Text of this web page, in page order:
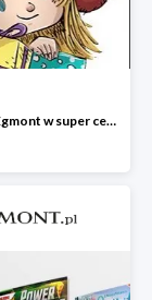
Prezenty w Egmont w super cenach